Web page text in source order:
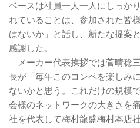
ベースは社員一人一人にしっか
れていることは、参加された皆
はないか」と話し、新たな提案
感謝した。
メーカー代表挨拶では菅晴稔
長が「毎年このコンペを楽しみ
ないかと思う。これだけの規模
会様のネットワークの大きさを
社を代表して梅村龍盛梅村本店